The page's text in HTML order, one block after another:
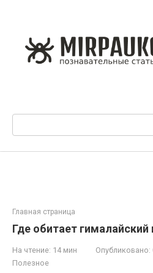
Главная страница
Где обитает
На чтение: 14 мин Опубликовано:
Полезное